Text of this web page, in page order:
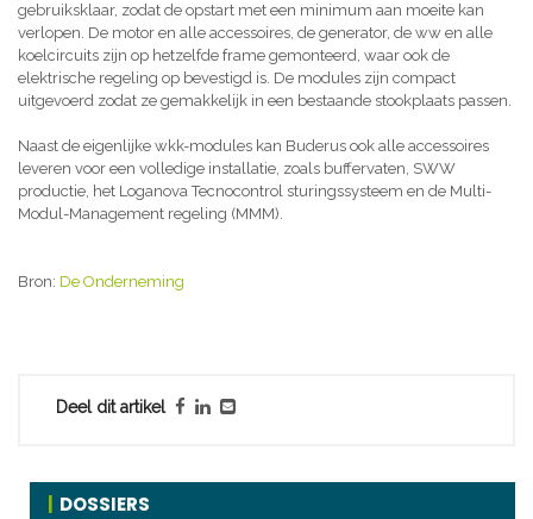
gebruiksklaar, zodat de opstart met een minimum aan moeite kan
verlopen. De motor en alle accessoires, de generator, de ww en alle
koelcircuits zijn op hetzelfde frame gemonteerd, waar ook de
elektrische regeling op bevestigd is. De modules zijn compact
uitgevoerd zodat ze gemakkelijk in een bestaande stookplaats passen.
Naast de eigenlijke wkk-modules kan Buderus ook alle accessoires
leveren voor een volledige installatie, zoals buffervaten, SWW
productie, het Loganova Tecnocontrol sturingssysteem en de Multi-
Modul-Management regeling (MMM).
Bron: De Onderneming
Deel dit artikel
DOSSIERS